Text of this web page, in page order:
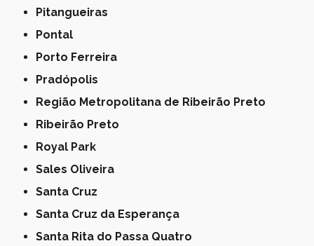
Pitangueiras
Pontal
Porto Ferreira
Pradópolis
Região Metropolitana de Ribeirão Preto
Ribeirão Preto
Royal Park
Sales Oliveira
Santa Cruz
Santa Cruz da Esperança
Santa Rita do Passa Quatro